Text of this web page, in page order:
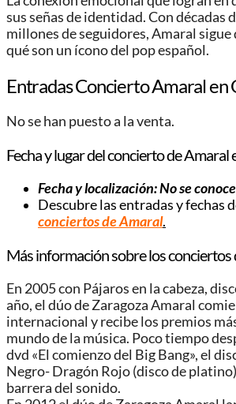
sus señas de identidad. Con décadas
millones de seguidores, Amaral
qué son un ícono del pop español.
Entradas Concierto Amaral en
No se han puesto a la venta.
Fecha y lugar del concierto de Amaral
Fecha y localización: No se
Descubre las entradas y fechas
conciertos de Amaral.
Más información sobre los conciertos
En 2005 con Pájaros en la cabeza,
año, el dúo de Zaragoza Amaral
internacional y recibe los premios
mundo de la música. Poco tiempo
dvd «El comienzo del Big Bang», el
Negro- Dragón Rojo (disco de
barrera del sonido.